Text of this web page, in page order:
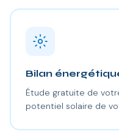
Bilan
Étude gratuite de
potentiel solaire de